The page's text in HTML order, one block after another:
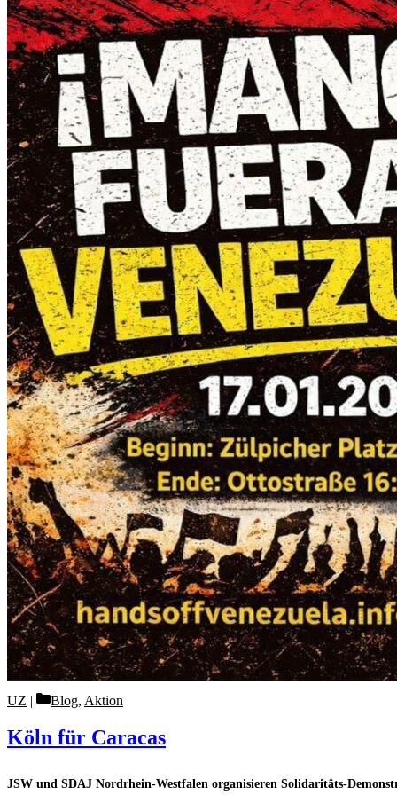
JSW und SDAJ Nordrhein-Westfalen organisieren Solidaritäts-
Köln für Caracas
UZ Categories
Blog, Aktion